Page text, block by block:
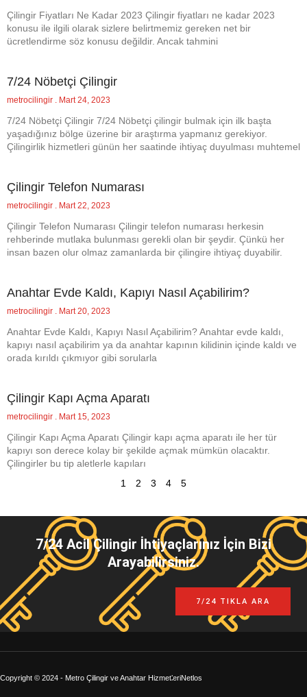
Çilingir Fiyatları Ne Kadar 2023 Çilingir fiyatları ne kadar 2023
konusu ile ilgili olarak sizlere belirtmemiz gereken net bir
ücretlendirme söz konusu değildir. Ancak tahmini
7/24 Nöbetçi Çilingir
metrocilingir Mart 24, 2023
7/24 Nöbetçi Çilingir 7/24 Nöbetçi çilingir bulmak için ilk başta
yaşadığınız bölge üzerine bir araştırma yapmanız gerekiyor.
Çilingirlik hizmetleri günün her saatinde ihtiyaç duyulması muhtemel
Çilingir Telefon Numarası
metrocilingir Mart 22, 2023
Çilingir Telefon Numarası Çilingir telefon numarası herkesin
rehberinde mutlaka bulunması gerekli olan bir şeydir. Çünkü her
insan bazen olur olmaz zamanlarda bir çilingire ihtiyaç duyabilir.
Anahtar Evde Kaldı, Kapıyı Nasıl Açabilirim?
metrocilingir Mart 20, 2023
Anahtar Evde Kaldı, Kapıyı Nasıl Açabilirim? Anahtar evde kaldı,
kapıyı nasıl açabilirim ya da anahtar kapının kilidinin içinde kaldı ve
orada kırıldı çıkmıyor gibi sorularla
Çilingir Kapı Açma Aparatı
metrocilingir Mart 15, 2023
Çilingir Kapı Açma Aparatı Çilingir kapı açma aparatı ile her tür
kapıyı son derece kolay bir şekilde açmak mümkün olacaktır.
Çilingirler bu tip aletlerle kapıları
1
2 3 4 5
7/24 Acil Çilingir İhtiyaçlarınız İçin Bizi
Arayabilirsiniz.
7/24 TIKLA ARA
Copyright © 2024 - Metro Çilingir ve Anahtar HizmetleriNetlos